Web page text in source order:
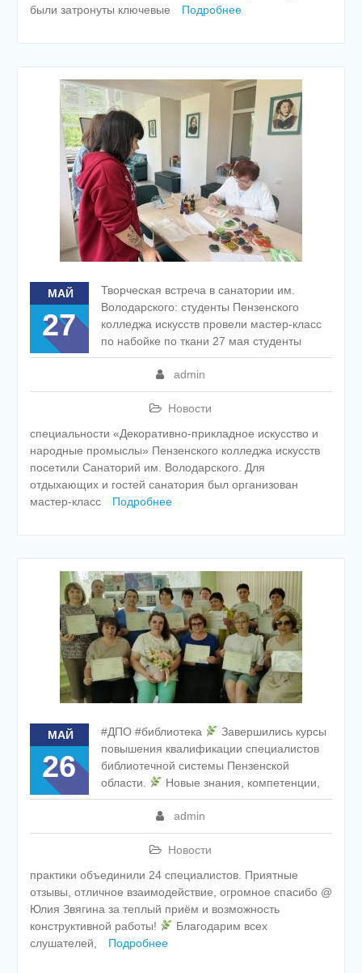
были затронуты ключевые
Подробнее
МАЙ
27
admin
Новости
Творческая встреча в санатории им.
Володарского: студенты Пензенского
колледжа искусств провели мастер-класс
по набойке по ткани 27 мая студенты
специальности «Декоративно-прикладное искусство и
народные промыслы» Пензенского колледжа искусств
посетили Санаторий им. Володарского. Для
отдыхающих и гостей санатория был организован
мастер-класс
Подробнее
МАЙ
26
admin
Новости
#ДПО #библиотека
Завершились курсы
повышения квалификации специалистов
библиотечной системы Пензенской
области.
Новые знания, компетенции,
практики объединили 24 специалистов. Приятные
отзывы, отличное взаимодействие, огромное спасибо @
Юлия Звягина за теплый приём и возможность
конструктивной работы!
Благодарим всех
слушателей,
Подробнее